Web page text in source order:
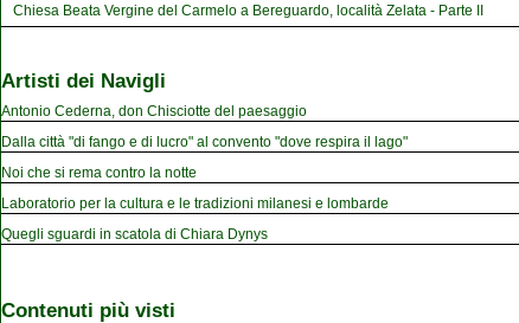
Chiesa Beata Vergine del Carmelo a Bereguardo, località Zelata - Parte II
Artisti dei Navigli
Antonio Cederna, don Chisciotte del paesaggio
Dalla città "di fango e di lucro" al convento "dove respira il lago"
Noi che si rema contro la notte
Laboratorio per la cultura e le tradizioni milanesi e lombarde
Quegli sguardi in scatola di Chiara Dynys
Contenuti più visti